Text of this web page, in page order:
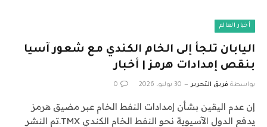
أخبار العالم
اليابان تلجأ إلى الخام الكندي مع شعور آسيا
بنقص إمدادات هرمز | أخبار
بواسطة فريق التحرير 30 يوليو، 2026 0
إن عدم اليقين بشأن إمدادات النفط الخام عبر مضيق هرمز
يدفع الدول الآسيوية نحو النفط الخام الكندي TMX.تم النشر